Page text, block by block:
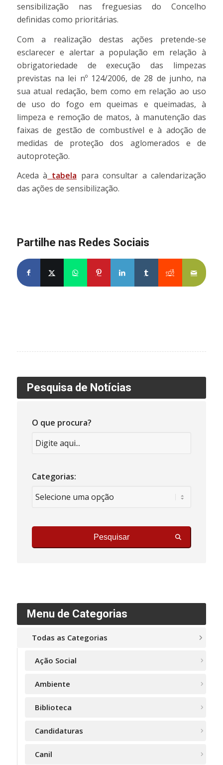
sensibilização nas freguesias do Concelho
definidas como prioritárias.
Com a realização destas ações pretende-se
esclarecer e alertar a população em relação à
obrigatoriedade de execução das limpezas
previstas na lei nº 124/2006, de 28 de junho, na
sua atual redação, bem como em relação ao uso
de uso do fogo em queimas e queimadas, à
limpeza e remoção de matos, à manutenção das
faixas de gestão de combustível e à adoção de
medidas de proteção dos aglomerados e de
autoproteção.
Aceda à tabela para consultar a calendarização
das ações de sensibilização.
Partilhe nas Redes Sociais
Partilhe no Facebook
Partilhe no X
Share on WhatsApp
Partilhe no Pinterest
Partilhe no LinkedIn
Partilhe no Tumblr
Partilhe no
Pesquisa de Notícias
O que procura?
Categorias:
Pesquisar
Menu de Categorias
Todas as Categorias
Ação Social
Ambiente
Biblioteca
Candidaturas
Canil